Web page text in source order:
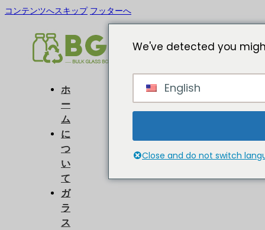
コンテンツへスキップ フッターへ
ホ
ー
ム
に
つ
い
て
ガ
ラ
ス
We've detected you
English
Close and do not switch